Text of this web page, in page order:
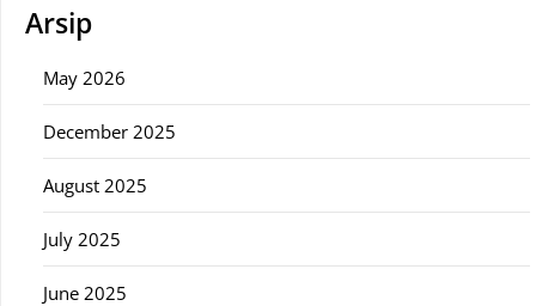
Arsip
May 2026
December 2025
August 2025
July 2025
June 2025